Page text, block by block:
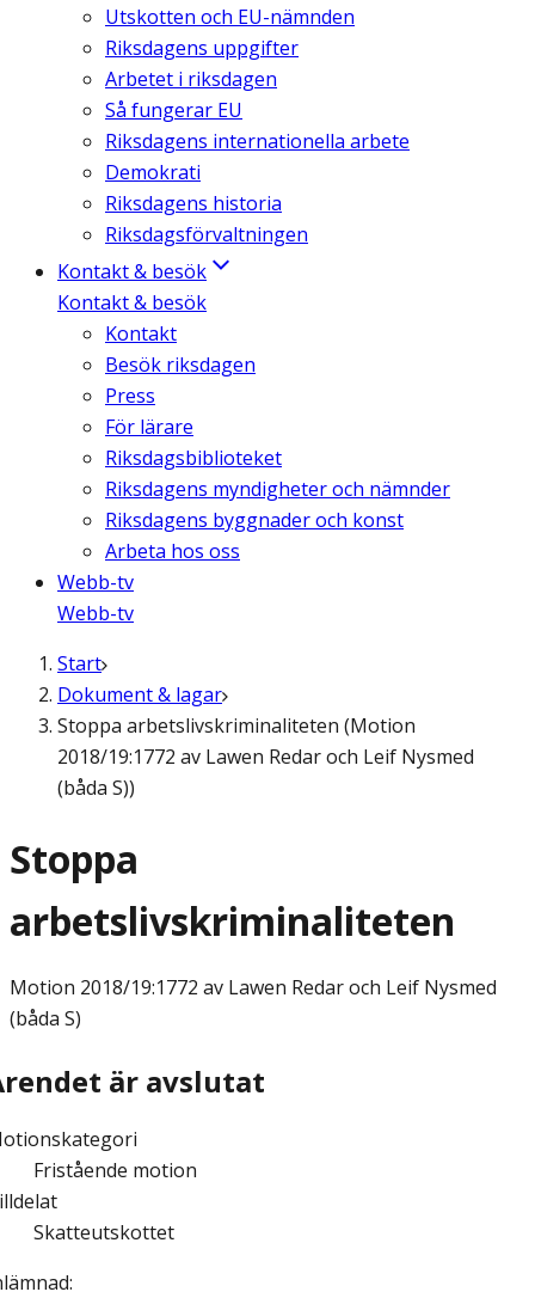
Utskotten och EU-nämnden
Riksdagens uppgifter
Arbetet i riksdagen
Så fungerar EU
Riksdagens internationella arbete
Demokrati
Riksdagens historia
Riksdagsförvaltningen
Kontakt & besök
Kontakt & besök
Kontakt
Besök riksdagen
Press
För lärare
Riksdagsbiblioteket
Riksdagens myndigheter och nämnder
Riksdagens byggnader och konst
Arbeta hos oss
Webb-tv
Webb-tv
Start
Dokument & lagar
Stoppa arbetslivskriminaliteten (Motion
2018/19:1772 av Lawen Redar och Leif Nysmed
(båda S))
Stoppa
arbetslivskriminaliteten
Motion 2018/19:1772 av Lawen Redar och Leif Nysmed
(båda S)
är avslutat
Fristående motion
Skatteutskottet
: